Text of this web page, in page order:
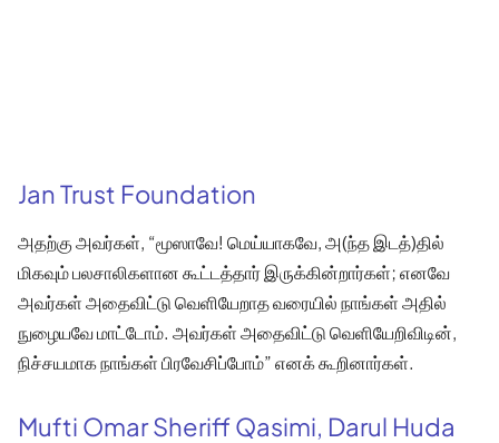
Jan Trust Foundation
அதற்கு அவர்கள், “மூஸாவே! மெய்யாகவே, அ(ந்த இடத்)தில்
மிகவும் பலசாலிகளான கூட்டத்தார் இருக்கின்றார்கள்; எனவே
அவர்கள் அதைவிட்டு வெளியேறாத வரையில் நாங்கள் அதில்
நுழையவே மாட்டோம். அவர்கள் அதைவிட்டு வெளியேறிவிடின்,
நிச்சயமாக நாங்கள் பிரவேசிப்போம்” எனக் கூறினார்கள்.
Mufti Omar Sheriff Qasimi, Darul Huda